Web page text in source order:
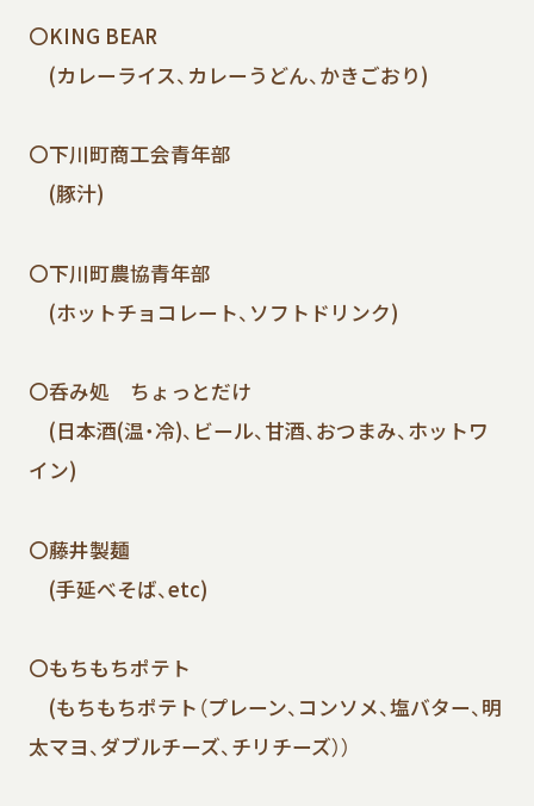
〇KING BEAR
(カレーライス、カレーうどん、かきごおり)
〇下川町商工会青年部
(豚汁)
〇下川町農協青年部
(ホットチョコレート、ソフトドリンク)
〇呑み処 ちょっとだけ
(日本酒(温・冷)、ビール、甘酒、おつまみ、ホットワ
イン)
〇藤井製麺
(手延べそば、etc)
〇もちもちポテト
(もちもちポテト（プレーン、コンソメ、塩バター、明
太マヨ、ダブルチーズ、チリチーズ））